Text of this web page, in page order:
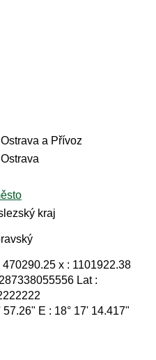
a Přívoz
kraj
470290.25 x : 1101922.38
Lat :
57.26" E : 18° 17' 14.417"